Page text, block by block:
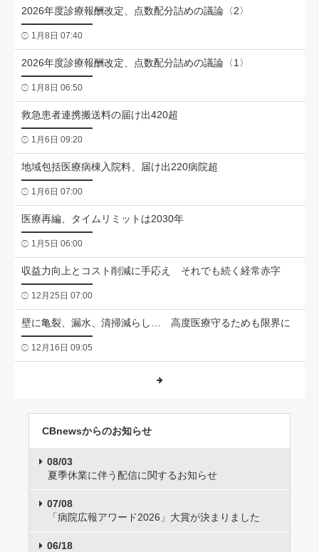
2026年度診療報酬改定、点数配分詰めの議論〈2〉
1月8日 07:40
2026年度診療報酬改定、点数配分詰めの議論〈1〉
1月8日 06:50
救急患者連携搬送料の届け出420超
1月6日 09:20
地域包括医療病棟入院料、届け出220病院超
1月6日 07:00
医療再編、タイムリミットは2030年
1月5日 06:00
収益力向上とコスト削減に手応え それでも続く経常赤字
12月25日 07:00
壁に亀裂、漏水、清掃減らし… 高度医療守るためも限界に
12月16日 09:05
CBnewsからのお知らせ
08/03
夏季休業に伴う配信に関するお知らせ
07/08
「病院広報アワード2026」大賞が決まりました
06/18